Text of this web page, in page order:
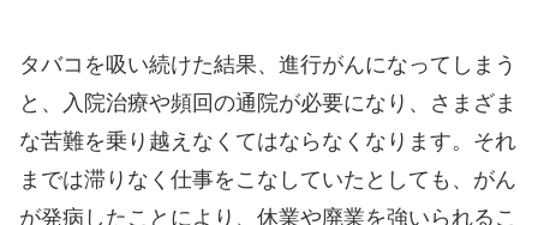
タバコを吸い続けた結果、進行がんになってしまう
と、入院治療や頻回の通院が必要になり、さまざま
な苦難を乗り越えなくてはならなくなります。それ
までは滞りなく仕事をこなしていたとしても、がん
が発病したことにより、休業や廃業を強いられるこ